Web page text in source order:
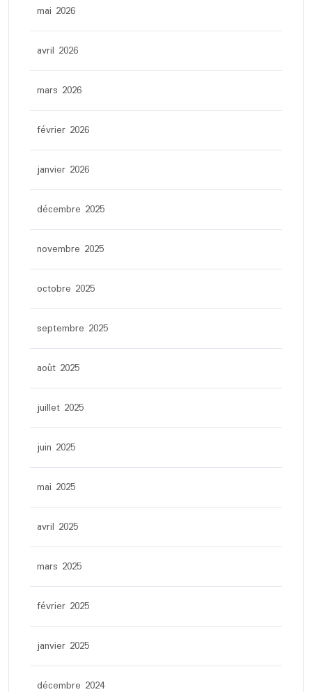
mai 2026
avril 2026
mars 2026
février 2026
janvier 2026
décembre 2025
novembre 2025
octobre 2025
septembre 2025
août 2025
juillet 2025
juin 2025
mai 2025
avril 2025
mars 2025
février 2025
janvier 2025
décembre 2024